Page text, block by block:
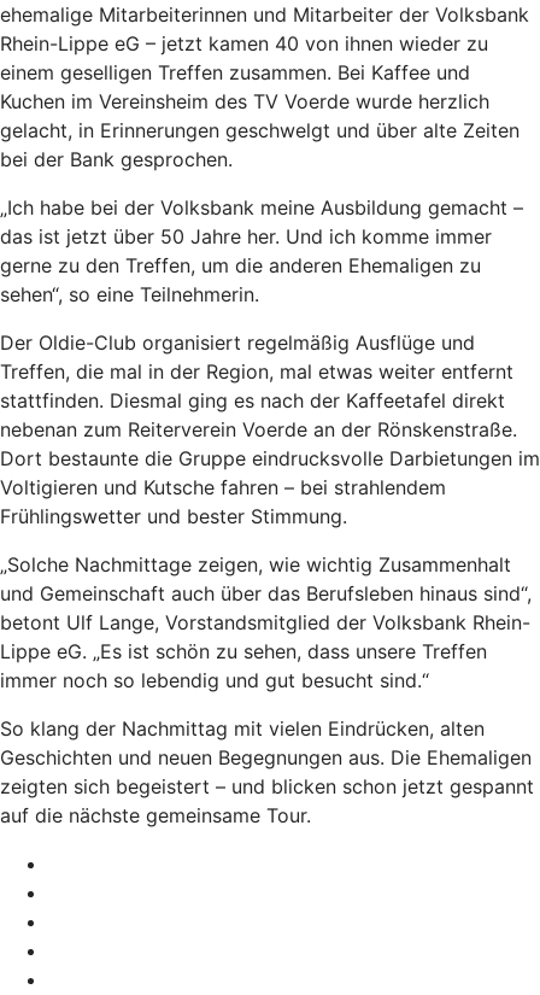
ehemalige Mitarbeiterinnen und Mitarbeiter der Volksbank
Rhein-Lippe eG – jetzt kamen 40 von ihnen wieder zu
einem geselligen Treffen zusammen. Bei Kaffee und
Kuchen im Vereinsheim des TV Voerde wurde herzlich
gelacht, in Erinnerungen geschwelgt und über alte Zeiten
bei der Bank gesprochen.
„Ich habe bei der Volksbank meine Ausbildung gemacht –
das ist jetzt über 50 Jahre her. Und ich komme immer
gerne zu den Treffen, um die anderen Ehemaligen zu
sehen“, so eine Teilnehmerin.
Der Oldie-Club organisiert regelmäßig Ausflüge und
Treffen, die mal in der Region, mal etwas weiter entfernt
stattfinden. Diesmal ging es nach der Kaffeetafel direkt
nebenan zum Reiterverein Voerde an der Rönskenstraße.
Dort bestaunte die Gruppe eindrucksvolle Darbietungen im
Voltigieren und Kutsche fahren – bei strahlendem
Frühlingswetter und bester Stimmung.
„Solche Nachmittage zeigen, wie wichtig Zusammenhalt
und Gemeinschaft auch über das Berufsleben hinaus sind“,
betont Ulf Lange, Vorstandsmitglied der Volksbank Rhein-
Lippe eG. „Es ist schön zu sehen, dass unsere Treffen
immer noch so lebendig und gut besucht sind.“
So klang der Nachmittag mit vielen Eindrücken, alten
Geschichten und neuen Begegnungen aus. Die Ehemaligen
zeigten sich begeistert – und blicken schon jetzt gespannt
auf die nächste gemeinsame Tour.